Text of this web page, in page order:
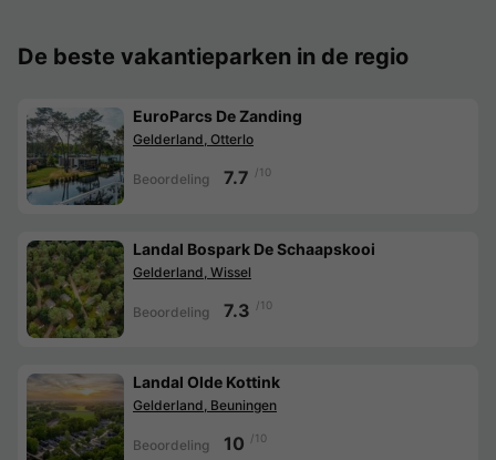
De beste vakantieparken in de regio
EuroParcs De Zanding
Gelderland, Otterlo
Beoordeling 7.7 /10
Landal Bospark De Schaapskooi
Gelderland, Wissel
Beoordeling 7.3 /10
Landal Olde Kottink
Gelderland, Beuningen
Beoordeling 10 /10